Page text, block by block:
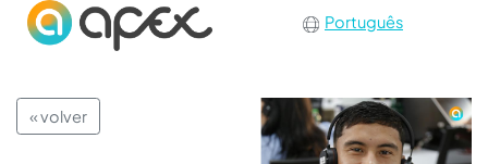
Português
« volver